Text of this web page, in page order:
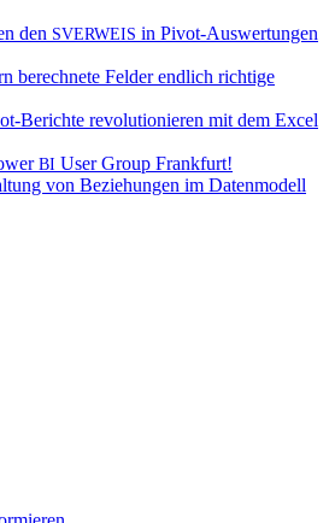
den SVERWEIS in Pivot-Auswertungen
berechnete Felder endlich richtige
Berichte revolutionieren mit dem Excel
BI User Group Frankfurt!
von Beziehungen im Datenmodell